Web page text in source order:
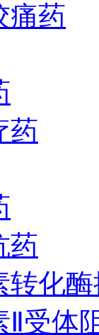
痛药
药
药
转化
Ⅱ受体